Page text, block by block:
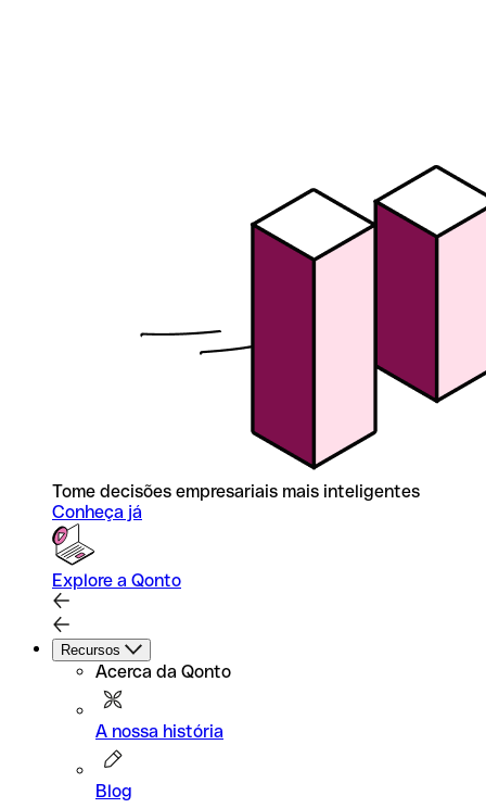
Tome decisões empresariais mais inteligentes
Conheça já
Explore a Qonto
Recursos
Acerca da Qonto
A nossa história
Blog